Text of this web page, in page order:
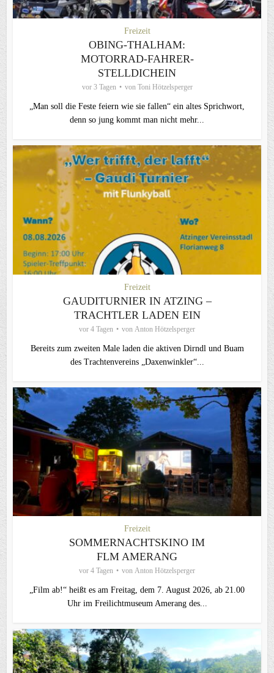
Freizeit
OBING-THALHAM:
MOTORRAD-FAHRER-
STELLDICHEIN
vor 3 Tagen von Toni Hötzelsperger
„Man soll die Feste feiern wie sie fallen“ ein altes Sprichwort,
denn so jung kommt man nicht mehr...
Freizeit
GAUDITURNIER IN ATZING –
TRACHTLER LADEN EIN
vor 4 Tagen von Anton Hötzelsperger
Bereits zum zweiten Male laden die aktiven Dirndl und Buam
des Trachtenvereins „Daxenwinkler“...
Freizeit
SOMMERNACHTSKINO IM
FLM AMERANG
vor 4 Tagen von Anton Hötzelsperger
„Film ab!“ heißt es am Freitag, dem 7. August 2026, ab 21.00
Uhr im Freilichtmuseum Amerang des...